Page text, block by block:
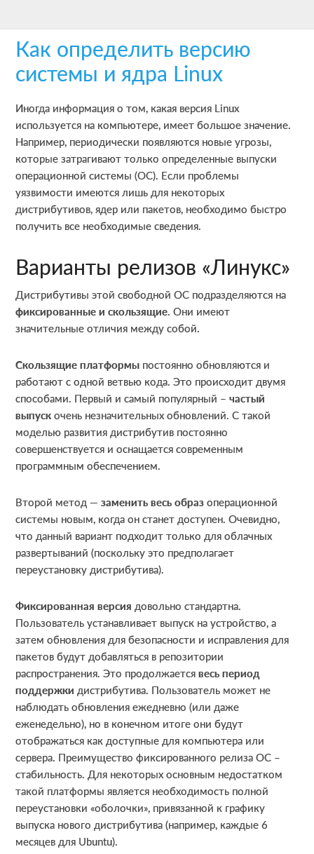
main
content
primary
sidebar
footerКак определить версию
системы и ядра Linux
Иногда информация о том, какая версия Linux
используется на компьютере, имеет большое значение.
Например, периодически появляются новые угрозы,
которые затрагивают только определенные выпуски
операционной системы (ОС). Если проблемы
уязвимости имеются лишь для некоторых
дистрибутивов, ядер или пакетов, необходимо быстро
получить все необходимые сведения.
Варианты релизов «Линукс»
Дистрибутивы этой свободной ОС подразделяются на
фиксированные и скользящие. Они имеют
значительные отличия между собой.
Скользящие платформы постоянно обновляются и
работают с одной ветвью кода. Это происходит двумя
способами. Первый и самый популярный –частый
выпускочень незначительных обновлений. С такой
моделью развития дистрибутив постоянно
совершенствуется и оснащается современным
программным обеспечением.
Второй метод —заменить весь образоперационной
системы новым, когда он станет доступен. Очевидно,
что данный вариант подходит только для облачных
развертываний (поскольку это предполагает
переустановку дистрибутива).
Фиксированная версия довольно стандартна.
Пользователь устанавливает выпуск на устройство, а
затем обновления для безопасности и исправления для
пакетов будут добавляться в репозитории
распространения. Это продолжаетсявесь период
поддержки дистрибутива. Пользователь может не
наблюдать обновления ежедневно (или даже
еженедельно), но в конечном итоге они будут
отображаться как доступные для компьютера или
сервера. Преимущество фиксированного релиза ОС –
стабильность. Для некоторых основным недостатком
такой платформы является необходимость полной
переустановки «оболочки», привязанной к графику
выпуска нового дистрибутива (например, каждые 6
месяцев для Ubuntu).